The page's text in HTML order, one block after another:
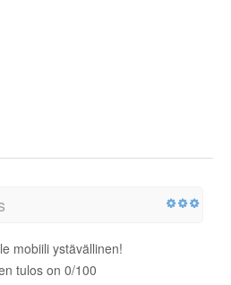
mobiili ystävällinen!
tulos on 0/100